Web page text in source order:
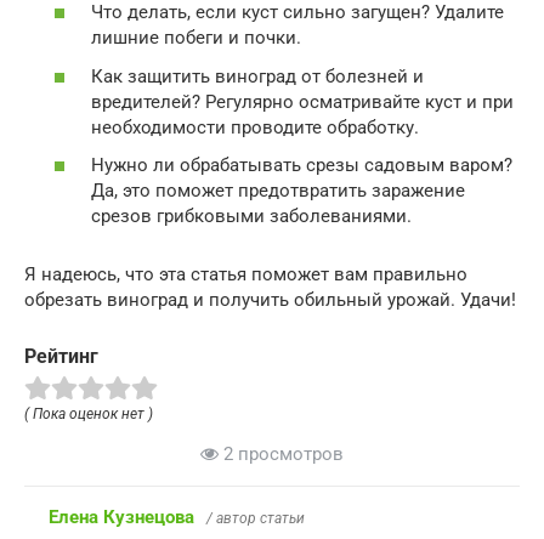
Что делать, если куст сильно загущен? Удалите
лишние побеги и почки.
Как защитить виноград от болезней и
вредителей? Регулярно осматривайте куст и при
необходимости проводите обработку.
Нужно ли обрабатывать срезы садовым варом?
Да, это поможет предотвратить заражение
срезов грибковыми заболеваниями.
Я надеюсь, что эта статья поможет вам правильно
обрезать виноград и получить обильный урожай. Удачи!
Рейтинг
( Пока оценок нет )
2 просмотров
Елена Кузнецова / автор статьи